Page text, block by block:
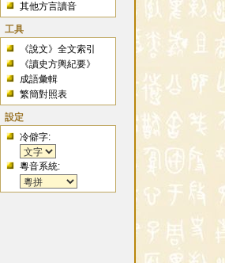
其他方言讀音
工具
《說文》全文索引
《讀史方輿紀要》
成語彙輯
繁簡對照表
設定
冷僻字:
粵音系統: